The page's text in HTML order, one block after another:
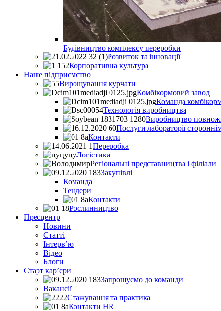
Будівництво комплексу переробки
Розвиток та інновації
Корпоративна культура
Наше підприємство
Вирощування курчати
Комбікормовий завод
Команда
Технологія виробництва
Виробництво
Послуги лабораторії
Контакти
Переробка
Логістика
Регіональні представництва і філіали
Закупівлі
Команда
Тендери
Контакти
Рослинництво
Пресцентр
Новини
Статті
Інтерв’ю
Відео
Блоги
Старт кар’єри
Запрошуємо до команди
Вакансії
Стажування та практика
Контакти HR